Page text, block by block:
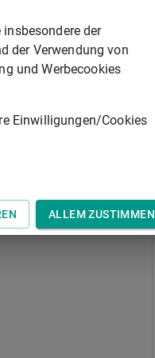
sein soll, so ist
der
der Verwendung von
und Werbecookies
Einwilligungen/Cookies
ALLEM ZUSTIMMEN